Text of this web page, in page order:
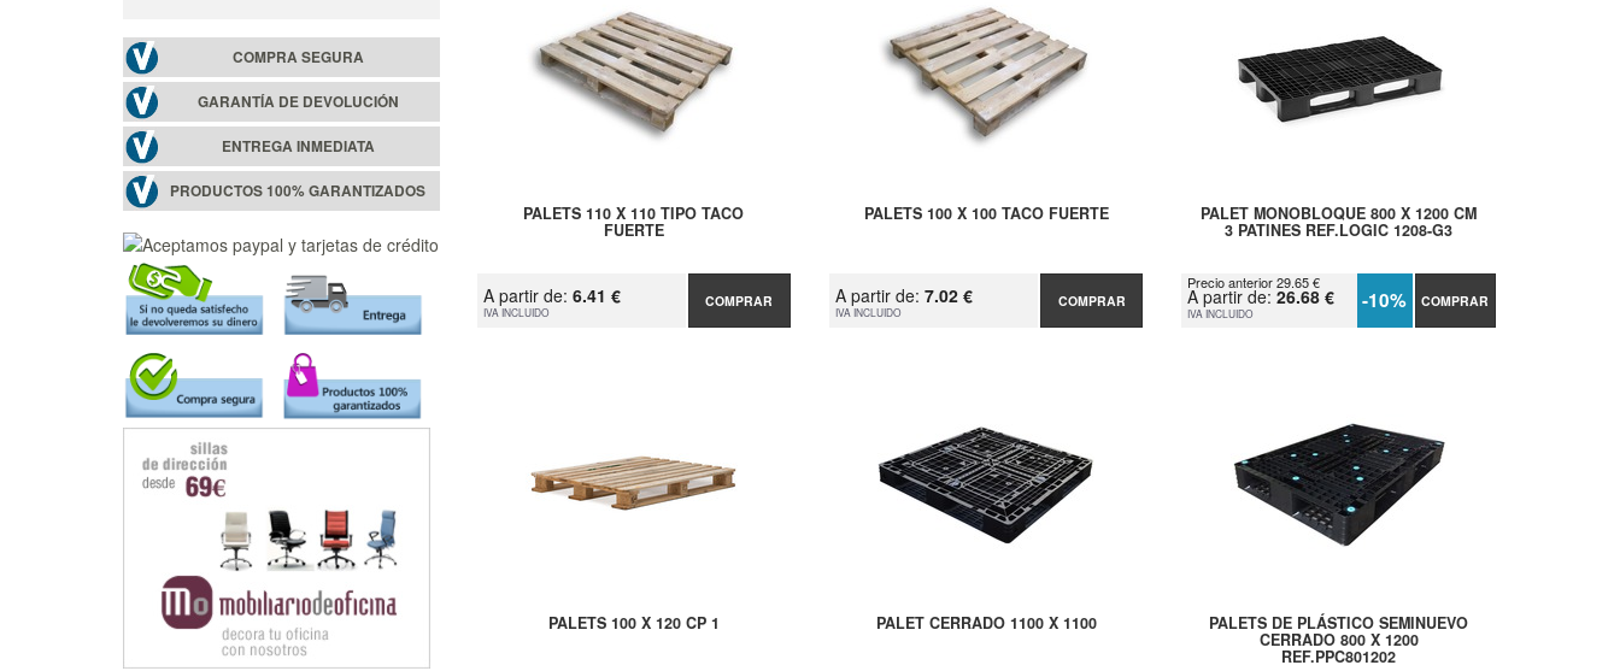
COMPRA SEGURA
GARANTÍA DE DEVOLUCIÓN
ENTREGA INMEDIATA
PRODUCTOS 100% GARANTIZADOS
PALETS 110 X 110 TIPO TACO
FUERTE
A partir de: 6.41 €
IVA INCLUIDO
COMPRAR
PALETS 100 X 100 TACO FUERTE
A partir de: 7.02 €
IVA INCLUIDO
COMPRAR
PALET MONOBLOQUE 800 X 1200 CM
3 PATINES REF.LOGIC 1208-G3
Precio anterior 29.65 €
A partir de:26.68 €
IVA INCLUIDO -10% COMPRAR
PALETS 100 X 120 CP 1 PALET CERRADO 1100 X 1100 PALETS DE PLÁSTICO SEMINUEVO
CERRADO 800 X 1200
REF.PPC801202